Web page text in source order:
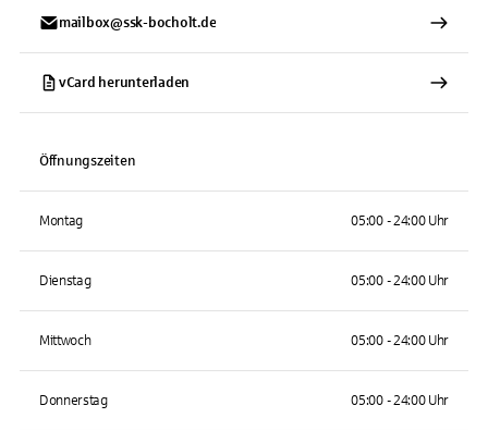
mailbox@ssk-bocholt.de
vCard herunterladen
Öffnungszeiten
Montag 05:00 - 24:00 Uhr
Dienstag 05:00 - 24:00 Uhr
Mittwoch 05:00 - 24:00 Uhr
Donnerstag 05:00 - 24:00 Uhr